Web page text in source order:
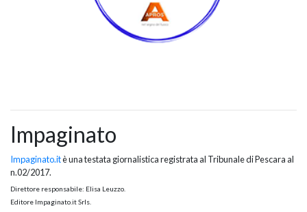
Impaginato
Impaginato.itè una testata giornalistica registrata al Tribunale di Pescara al
n.02/2017.
Direttore responsabile: Elisa Leuzzo.
Editore Impaginato.it Srls.